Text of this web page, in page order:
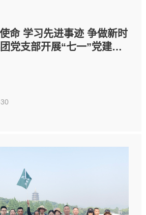
命 学习先进事迹 争做新时
党支部开展“七一”党建活